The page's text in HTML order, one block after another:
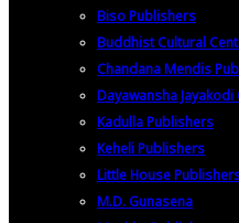
Biso Publishers
Buddhist Cultural
Chandana Mendis
Dayawansha Jayakodi
Kadulla Publishers
Keheli Publishers
Little House
M.D. Gunasena